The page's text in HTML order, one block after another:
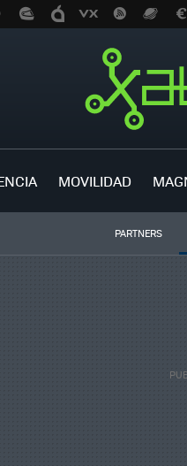
MOVILIDAD
PARTNERS